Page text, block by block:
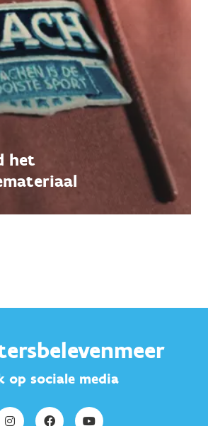
het
op sociale media